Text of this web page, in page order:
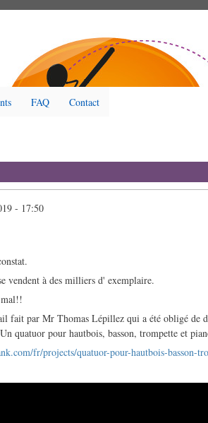
FAQ Contact
- 17:50
vendent à des milliers d' exemplaire.
mal!!
fait par Mr Thomas Lépillez qui a été obligé de
quatuor pour hautbois, basson, trompette et
fr/projects/quatuor-pour-hautbois-basson-